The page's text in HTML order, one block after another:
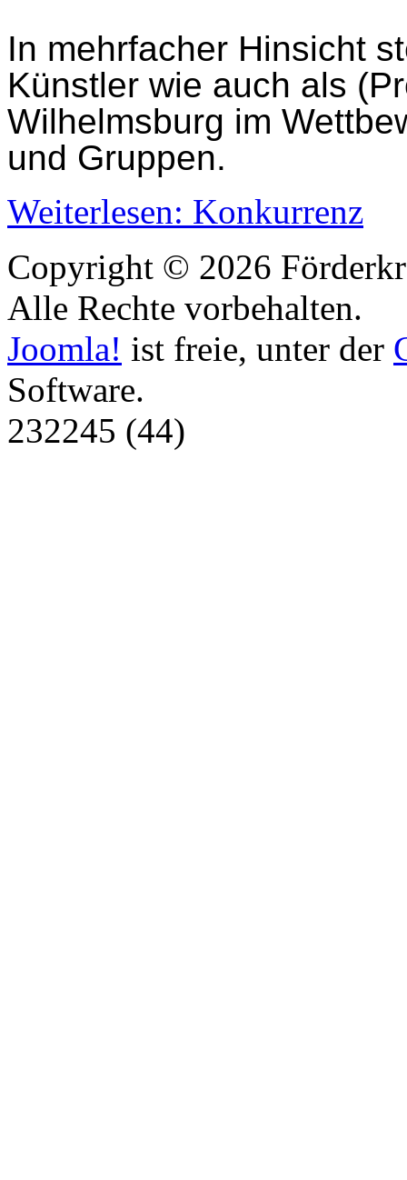
In mehrfacher Hinsicht
Künstler wie auch als
Wilhelmsburg im
und Gruppen.
Weiterlesen: Konkurrenz
Copyright © 2026
Alle Rechte vorbehalten.
Joomla! ist freie, unter der
Software.
232245 (44)